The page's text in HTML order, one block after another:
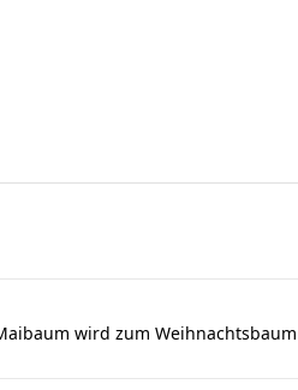
wird zum